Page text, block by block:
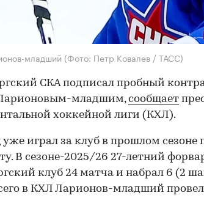
младший (Фото: Петр Ковалев / ТАСС)
СКА подписал пробный
младшим,сообщает
хоккейной лиги (КХЛ).
играл за клуб в прошлом сезоне
В сезоне-2025/26 27-летний
клуб 24 матча и набрал 6 (2
в КХЛ Ларионов-младший провел